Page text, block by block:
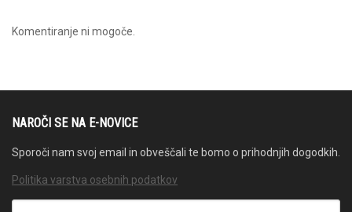
Komentiranje ni mogoče.
NAROČI SE NA E-NOVICE
Sporoči nam svoj email in obveščali te bomo o prihodnjih dogodkih.
Politika varstva osebnih podatkov